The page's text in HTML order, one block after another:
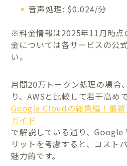
音声処理: $0.024/分
※料金情報は2025年11月時点
金については各サービスの公
い。
月間20万トークン処理の場合
り、AWSと比較して若干高め
Google Cloudの総集編！最
ガイド
で解説している通り、
リットを考慮すると、コスト
魅力的です。